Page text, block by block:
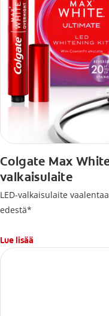
Colgate Max
valkaisulaite
LED-valkaisulaite
edestä*
Lue lisää